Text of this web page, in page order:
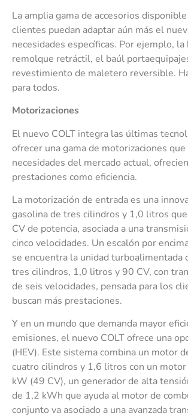
La amplia gama de accesorios
clientes puedan adaptar aún más el
necesidades específicas. Por ejemplo, la
remolque retráctil, el baúl
revestimiento de maletero reversible.
para todos.
Motorizaciones
El nuevo COLT integra las últimas
ofrecer una gama de motorizaciones que
necesidades del mercado actual,
prestaciones como eficiencia.
La motorización de entrada es una
gasolina de tres cilindros y 1,0 litros
CV de potencia, asociada a una
cinco velocidades. Un escalón por
se encuentra la unidad turboalimentada
tres cilindros, 1,0 litros y 90 CV, con
de seis velocidades, pensada para los
buscan más prestaciones.
Y en un mundo que demanda mayor
emisiones, el nuevo COLT ofrece una
(HEV). Este sistema combina un motor
cuatro cilindros y 1,6 litros con un
kW (49 CV), un generador de alta
de 1,2 kWh que ayuda al motor de
conjunto va asociado a una avanzada